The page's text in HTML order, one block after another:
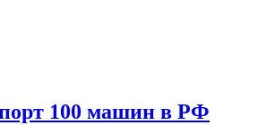
100 машин в РФ